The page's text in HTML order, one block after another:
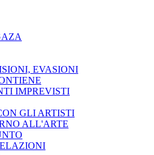
EVASIONI
IMPREVISTI
GLI ARTISTI
ALL'ARTE